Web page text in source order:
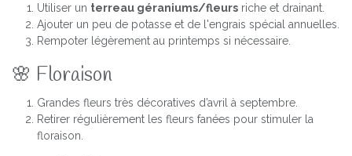
Utiliser un terreau géraniums/fleurs riche et drainant.
Ajouter un peu de potasse et de l'engrais spécial annuelles.
Rempoter légèrement au printemps si nécessaire.
🌸 Floraison
Grandes fleurs très décoratives d’avril à septembre.
Retirer régulièrement les fleurs fanées pour stimuler la
floraison.